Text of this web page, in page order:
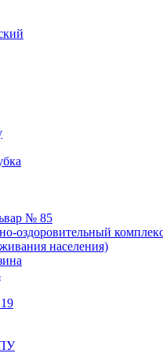
№ 85
оздоровительный
населения)